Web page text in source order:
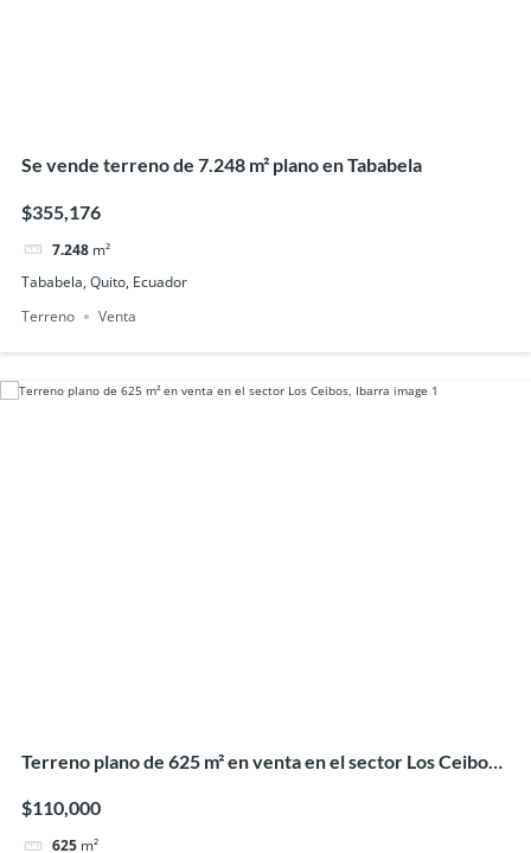
Se vende terreno de 7.248 m² plano en Tababela
$355,176
7.248 m²
Tababela, Quito, Ecuador
Terreno
Venta
Terreno plano de 625 m² en venta en el sector Los Ceibos,
$110,000
625 m²